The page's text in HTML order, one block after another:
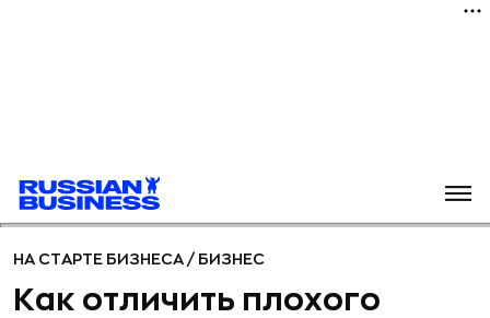
НА СТАРТЕ БИЗНЕСА / БИЗНЕС
Как отличить плохого